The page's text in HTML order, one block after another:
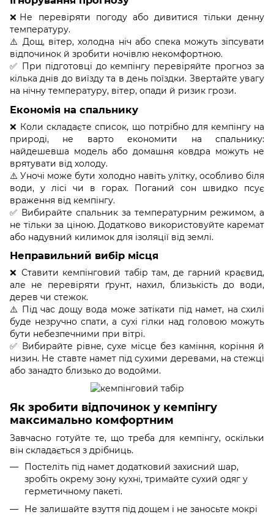
❌Не перевіряти погоду або дивитися тільки денну
температуру.
⚠️ Дощ, вітер, холодна ніч або спека можуть зіпсувати
відпочинок й зробити ночівлю некомфортною.
✅ При підготовці до кемпінгу перевіряйте прогноз за
кілька днів до виїзду та в день поїздки. Звертайте увагу
на нічну температуру, вітер, опади й ризик грози.
Економія на спальнику
❌ Коли складаєте список, що потрібно для кемпінгу на
природі, не варто економити на спальнику:
найдешевша модель або домашня ковдра можуть не
врятувати від холоду.
⚠️ Уночі може бути холодно навіть улітку, особливо біля
води, у лісі чи в горах. Поганий сон швидко псує
враження від кемпінгу.
✅ Вибирайте спальник за температурним режимом, а
не тільки за ціною. Додатково використовуйте каремат
або надувний килимок для ізоляції від землі.
Неправильний вибір місця
❌ Ставити кемпінговий табір там, де гарний краєвид,
але не перевіряти ґрунт, нахил, близькість до води,
дерев чи стежок.
⚠️ Під час дощу вода може затікати під намет, на схилі
буде незручно спати, а сухі гілки над головою можуть
бути небезпечними при вітрі.
✅ Вибирайте рівне, сухе місце без каміння, коріння й
низин. Не ставте намет під сухими деревами, на стежці
або занадто близько до водойми.
Як зробити відпочинок у кемпінгу
максимально комфортним
Завчасно готуйте те, що треба для кемпінгу, оскільки
він складається з дрібниць.
Постеліть під намет додатковий захисний шар,
зробіть окрему зону кухні, тримайте сухий одяг у
герметичному пакеті.
Не залишайте взуття під дощем і не заносьте мокрі